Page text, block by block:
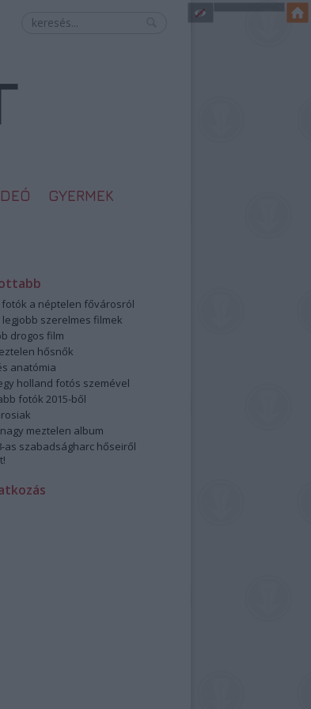
GYERMEK
a néptelen fővárosról
legjobb szerelmes filmek
drogos film
hősnők
anatómia
holland fotós szemével
fotók 2015-ből
meztelen album
as szabadságharc hőseiről